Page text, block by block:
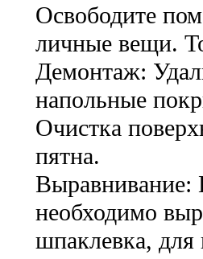
Освободите
личные вещи.
Демонтаж:
напольные
Очистка
пятна.
Выравнивание:
необходимо
шпаклевка, для